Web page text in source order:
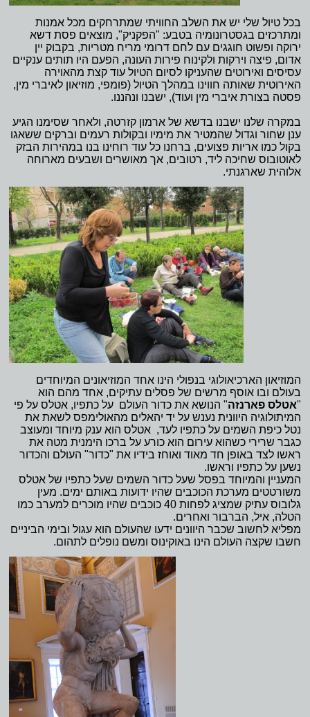
בכל טיול שלי יש את השלב החוויתי שמתרחקים מכל אמנות
ומתרכזים בגסטרונומיה בטבע: "הפקניק", מוצאים פסת דשא
ירוקה ופשוט חוגגים עם לחם דרומי מריח מטריות, בקבוק יין
אדום, פיצה וירקות ולקינוח פירות העונה, הפעם היו תותים ענקיים
עסיסים ואירוטים שהעניקו לסיום הטיול עוד קצת מהאוירה
האירוטית שאותה חווינו במהלך הטיול (פומפי, מוזיאון לאיברי מין,
פסטה בצורת איברי מין ועוד), ישבנו ונהננו.
במקרה שלנו ישבנו בדשא של ארמון קזרטה, ולאחר שסימנו הגיע
ענן שחור וגדול שהמטיר את מימיו ובקולות רעמים וברקים ששאגו
בקול כמו אריות פצועים, ברחנו כל עוד רוחינו בנו במהירות הבזק
לאוטובוס שחיכה ליד, רטובים, אך מאושרים ושבעים מארוחה
אלוהית שארגנתי.
המוזיאון הארכיאולוגי בנפולי הינו אחד המוזיאונים המיוחדים
בעולם ובו אוסף מרשים של פסלים עתיקים, אחד מהם הוא
"אטלס פארנזה" הנושא את כדור העולם על כתפיו, אטלס על פי
המיתולוגיה היוונית נענש על יד יהאלים מהאולימפס לשאת את
נטל כיפת השמים על כתפיו לעד, אטלס הוא ענק מיוחד ומעוצב
כגבר שרירי כשהוא עירום הוא כורע על ברכו הימנית מטה את
ראשו לצד באופן חד מאוד ואוחז בידיו את "כדור" העולם והכדור
נשען על כתפיו וראשו.
המעניין והמיוחד בפסל שעל כדור השמים שעל כתפיו של אטלס
משורטטים מערכת הכוכבים שהיו ידועות באותם ימים. מעין
גלובוס עתיק שמציג לפחות 40 כוכבים שהיו מוכרים למערב כמו
הטלה, איל, הברבור ואחרים.
מפליא לחשוב שכבר היוונים ידעו שהעולם הוא עגול ובימי הביניים
חשבו שקצה העולם הינו באוקינוס ומשם נופלים לתהום.